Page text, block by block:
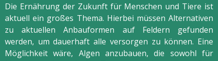
Die Ernährung der Zukunft für Menschen und Tiere ist
aktuell ein großes Thema. Hierbei müssen Alternativen
zu aktuellen Anbauformen auf Feldern gefunden
werden, um dauerhaft alle versorgen zu können. Eine
Möglichkeit wäre, Algen anzubauen, die sowohl für